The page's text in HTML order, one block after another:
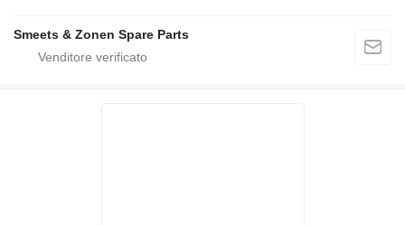
Smeets & Zonen Spare Parts